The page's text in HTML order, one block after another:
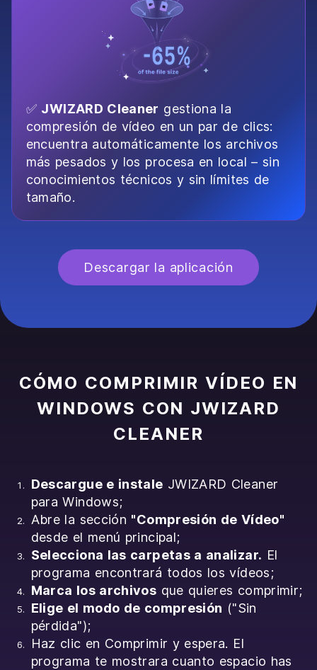
✅ JWIZARD Cleaner gestiona la
compresión de vídeo en un par de clics:
encuentra automáticamente los archivos
más pesados y los procesa en local – sin
conocimientos técnicos y sin límites de
tamaño.
Descargar la aplicación
CÓMO COMPRIMIR VÍDEO EN
WINDOWS CON JWIZARD
CLEANER
Descargue e instale JWIZARD Cleaner
para Windows;
Abre la sección "Compresión de Vídeo"
desde el menú principal;
Selecciona las carpetas a analizar. El
programa encontrará todos los vídeos;
Marca los archivos que quieres comprimir;
Elige el modo de compresión ("Sin
pérdida");
Haz clic en Comprimir y espera. El
programa te mostrara cuanto espacio has